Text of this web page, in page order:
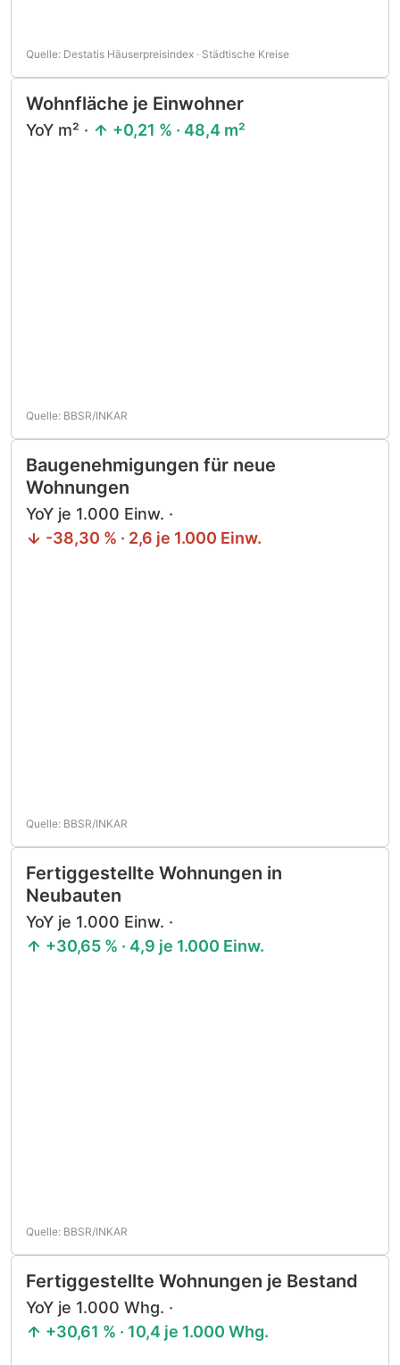
Quelle: Destatis Häuserpreisindex · Städtische Kreise
Wohnfläche je Einwohner
YoY m² · +0,21 % · 48,4 m²
Quelle: BBSR/INKAR
Baugenehmigungen für neue
Wohnungen
YoY je 1.000 Einw. ·
-38,30 % · 2,6 je 1.000 Einw.
Quelle: BBSR/INKAR
Fertiggestellte Wohnungen in
Neubauten
YoY je 1.000 Einw. ·
+30,65 % · 4,9 je 1.000 Einw.
Quelle: BBSR/INKAR
Fertiggestellte Wohnungen je Bestand
YoY je 1.000 Whg. ·
+30,61 % · 10,4 je 1.000 Whg.